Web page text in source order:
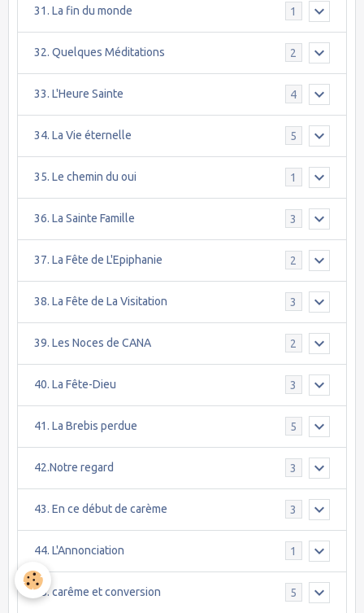
31. La fin du monde 1
32. Quelques Méditations 2
33. L'Heure Sainte 4
34. La Vie éternelle 5
35. Le chemin du oui 1
36. La Sainte Famille 3
37. La Fête de L'Epiphanie 2
38. La Fête de La Visitation 3
39. Les Noces de CANA 2
40. La Fête-Dieu 3
41. La Brebis perdue 5
42.Notre regard 3
43. En ce début de carème 3
44. L'Annonciation 1
45. carême et conversion 5